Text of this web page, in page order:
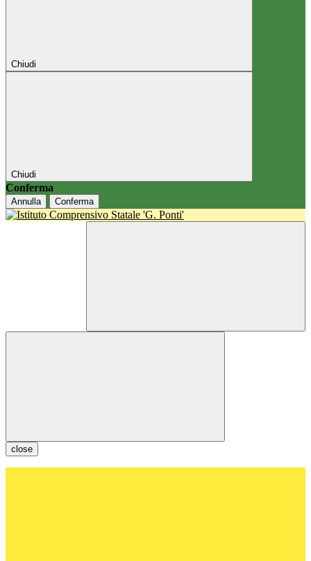
Chiudi
Chiudi
Conferma
Annulla Conferma
close